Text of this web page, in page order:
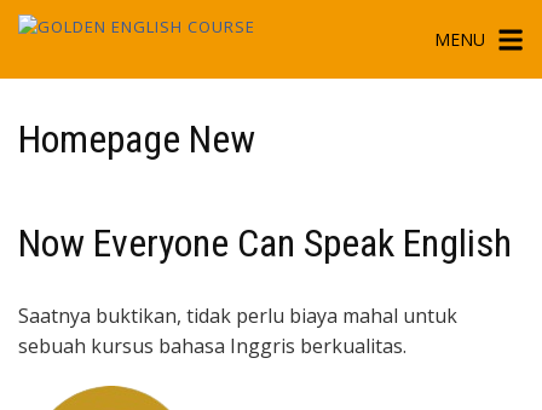
Skip
content
MENU
Homepage New
Now Everyone Can Speak English
Saatnya buktikan, tidak perlu biaya mahal untuk
sebuah kursus bahasa Inggris berkualitas.